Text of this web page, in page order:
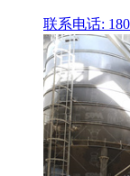
联系电话: 180